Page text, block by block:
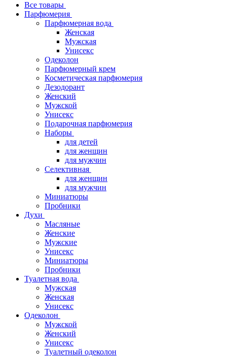
Все товары
Парфюмерия
Парфюмерная вода
Женская
Мужская
Унисекс
Одеколон
Парфюмерный крем
Косметическая парфюмерия
Дезодорант
Женский
Мужской
Унисекс
Подарочная парфюмерия
Наборы
для детей
для женщин
для мужчин
Селективная
для женщин
для мужчин
Миниатюры
Пробники
Духи
Масляные
Женские
Мужские
Унисекс
Миниатюры
Пробники
Туалетная вода
Мужская
Женская
Унисекс
Одеколон
Мужской
Женский
Унисекс
Туалетный одеколон